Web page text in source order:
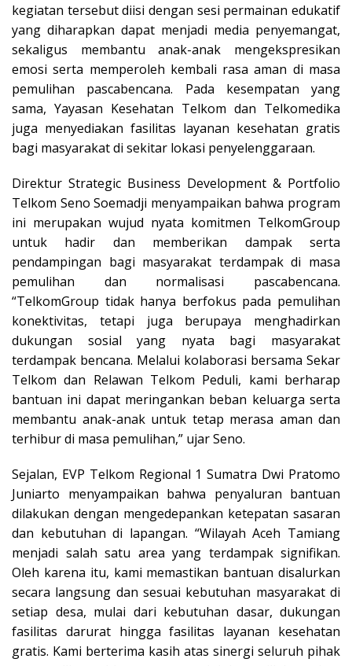
kegiatan tersebut diisi dengan sesi permainan edukatif
yang diharapkan dapat menjadi media penyemangat,
sekaligus membantu anak-anak mengekspresikan
emosi serta memperoleh kembali rasa aman di masa
pemulihan pascabencana. Pada kesempatan yang
sama, Yayasan Kesehatan Telkom dan Telkomedika
juga menyediakan fasilitas layanan kesehatan gratis
bagi masyarakat di sekitar lokasi penyelenggaraan.
Direktur Strategic Business Development & Portfolio
Telkom Seno Soemadji menyampaikan bahwa program
ini merupakan wujud nyata komitmen TelkomGroup
untuk hadir dan memberikan dampak serta
pendampingan bagi masyarakat terdampak di masa
pemulihan dan normalisasi pascabencana.
“TelkomGroup tidak hanya berfokus pada pemulihan
konektivitas, tetapi juga berupaya menghadirkan
dukungan sosial yang nyata bagi masyarakat
terdampak bencana. Melalui kolaborasi bersama Sekar
Telkom dan Relawan Telkom Peduli, kami berharap
bantuan ini dapat meringankan beban keluarga serta
membantu anak-anak untuk tetap merasa aman dan
terhibur di masa pemulihan,” ujar Seno.
Sejalan, EVP Telkom Regional 1 Sumatra Dwi Pratomo
Juniarto menyampaikan bahwa penyaluran bantuan
dilakukan dengan mengedepankan ketepatan sasaran
dan kebutuhan di lapangan. “Wilayah Aceh Tamiang
menjadi salah satu area yang terdampak signifikan.
Oleh karena itu, kami memastikan bantuan disalurkan
secara langsung dan sesuai kebutuhan masyarakat di
setiap desa, mulai dari kebutuhan dasar, dukungan
fasilitas darurat hingga fasilitas layanan kesehatan
gratis. Kami berterima kasih atas sinergi seluruh pihak